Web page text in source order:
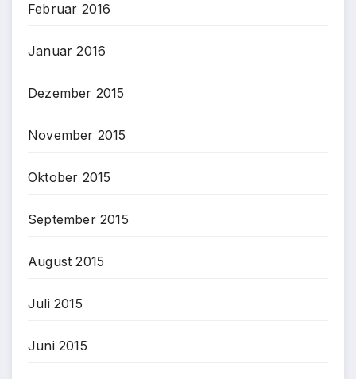
Februar 2016
Januar 2016
Dezember 2015
November 2015
Oktober 2015
September 2015
August 2015
Juli 2015
Juni 2015